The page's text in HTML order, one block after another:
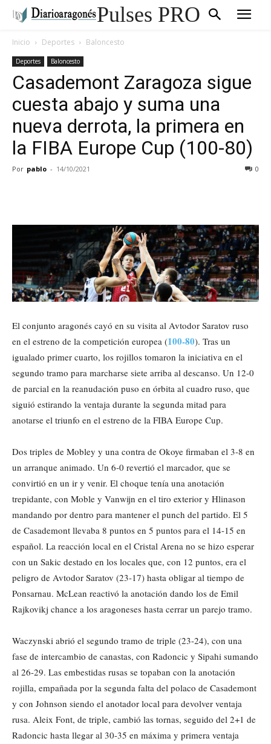
Pulses PRO
Inicio Deportes Baloncesto
Deportes Baloncesto
Casademont Zaragoza sigue
cuesta abajo y suma una
nueva derrota, la primera en
la FIBA Europe Cup (100-80)
Por pablo - 14/10/2021 0
El conjunto aragonés cayó en su visita al Avtodor Saratov ruso
en el estreno de la competición europea (100-80). Tras un
igualado primer cuarto, los rojillos tomaron la iniciativa en el
segundo tramo para marcharse siete arriba al descanso. Un 12-0
de parcial en la reanudación puso en órbita al cuadro ruso, que
siguió estirando la ventaja durante la segunda mitad para
anotarse el triunfo en el estreno de la FIBA Europe Cup.
Dos triples de Mobley y una contra de Okoye firmaban el 3-8 en
un arranque animado. Un 6-0 revertió el marcador, que se
convirtió en un ir y venir. El choque tenía una anotación
trepidante, con Moble y Vanwijn en el tiro exterior y Hlinason
mandando por dentro para mantener el punch del partido. El 5
de Casademont llevaba 8 puntos en 5 puntos para el 14-15 en
español. La reacción local en el Cristal Arena no se hizo esperar
con un Sakic destado en los locales que, con 12 puntos, era el
peligro de Avtodor Saratov (23-17) hasta obligar al tiempo de
Ponsarnau. McLean reactivó la anotación dando los de Emil
Rajkovikj chance a los aragoneses hasta cerrar un parejo tramo.
Waczynski abrió el segundo tramo de triple (23-24), con una
fase de intercambio de canastas, con Radoncic y Sipahi sumando
al 26-29. Las embestidas rusas se topaban con la anotación
rojilla, empañada por la segunda falta del polaco de Casademont
y con Johnson siendo el anotador local para devolver ventaja
rusa. Aleix Font, de triple, cambió las tornas, seguido del 2+1 de
Radoncic hasta llegar al 30-35 en máxima y primera ventaja